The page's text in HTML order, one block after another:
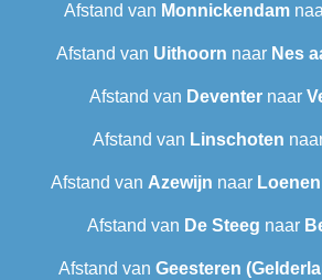
Afstand van Monnickendam
Afstand van Uithoorn naar Nes
Afstand van Deventernaar
Afstand van Linschoten
Afstand van Azewijn naar
Afstand van De Steeg naar
Afstand van Geesteren